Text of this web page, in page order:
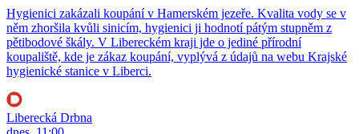
Hygienici zakázali koupání v Hamerském jezeře. Kvalita vody se v
něm zhoršila kvůli sinicím, hygienici ji hodnotí pátým stupněm z
pětibodové škály. V Libereckém kraji jde o jediné přírodní
koupaliště, kde je zákaz koupání, vyplývá z údajů na webu Krajské
hygienické stanice v Liberci.
Liberecká Drbna